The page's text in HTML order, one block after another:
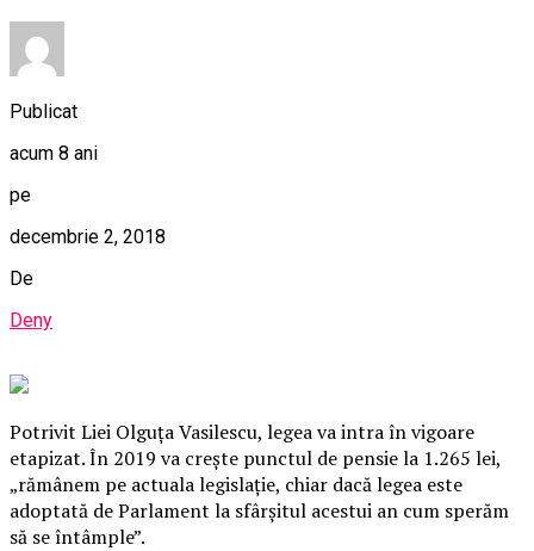
Publicat
acum 8 ani
pe
decembrie 2, 2018
De
Deny
Potrivit Liei Olguţa Vasilescu, legea va intra în vigoare
etapizat. În 2019 va creşte punctul de pensie la 1.265 lei,
„rămânem pe actuala legislaţie, chiar dacă legea este
adoptată de Parlament la sfârşitul acestui an cum sperăm
să se întâmple”.